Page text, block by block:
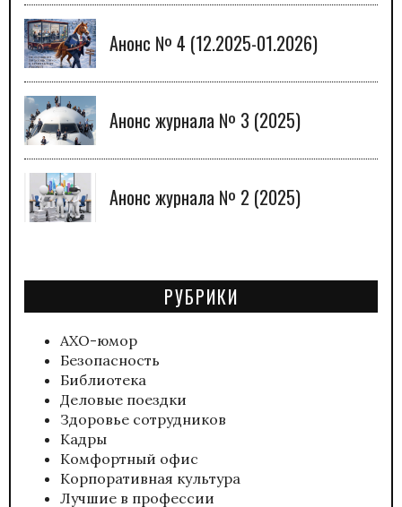
Анонс № 4 (12.2025-01.2026)
Анонс журнала № 3 (2025)
Анонс журнала № 2 (2025)
РУБРИКИ
АХО-юмор
Безопасность
Библиотека
Деловые поездки
Здоровье сотрудников
Кадры
Комфортный офис
Корпоративная культура
Лучшие в профессии